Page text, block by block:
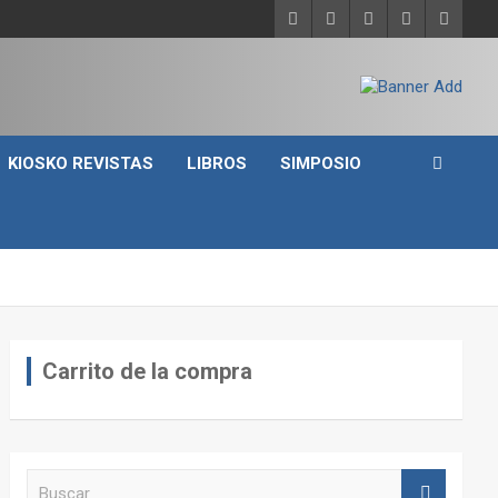
KIOSKO REVISTAS LIBROS SIMPOSIO
Carrito de la compra